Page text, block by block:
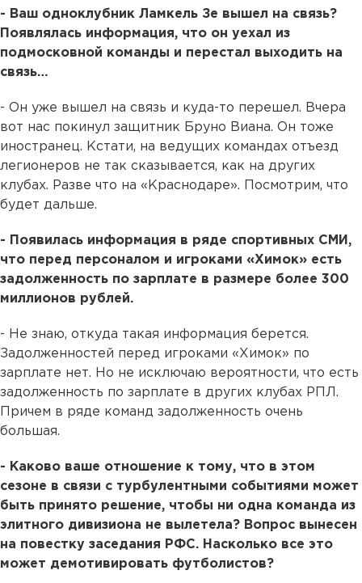
- Ваш одноклубник Ламкель Зе вышел на связь?
Появлялась информация, что он уехал из
подмосковной команды и перестал выходить на
связь…
- Он уже вышел на связь и куда-то перешел. Вчера
вот нас покинул защитник Бруно Виана. Он тоже
иностранец. Кстати, на ведущих командах отъезд
легионеров не так сказывается, как на других
клубах. Разве что на «Краснодаре». Посмотрим, что
будет дальше.
- Появилась информация в ряде спортивных СМИ,
что перед персоналом и игроками «Химок» есть
задолженность по зарплате в размере более 300
миллионов рублей.
- Не знаю, откуда такая информация берется.
Задолженностей перед игроками «Химок» по
зарплате нет. Но не исключаю вероятности, что есть
задолженность по зарплате в других клубах РПЛ.
Причем в ряде команд задолженность очень
большая.
- Каково ваше отношение к тому, что в этом
сезоне в связи с турбулентными событиями может
быть принято решение, чтобы ни одна команда из
элитного дивизиона не вылетела? Вопрос вынесен
на повестку заседания РФС. Насколько все это
может демотивировать футболистов?